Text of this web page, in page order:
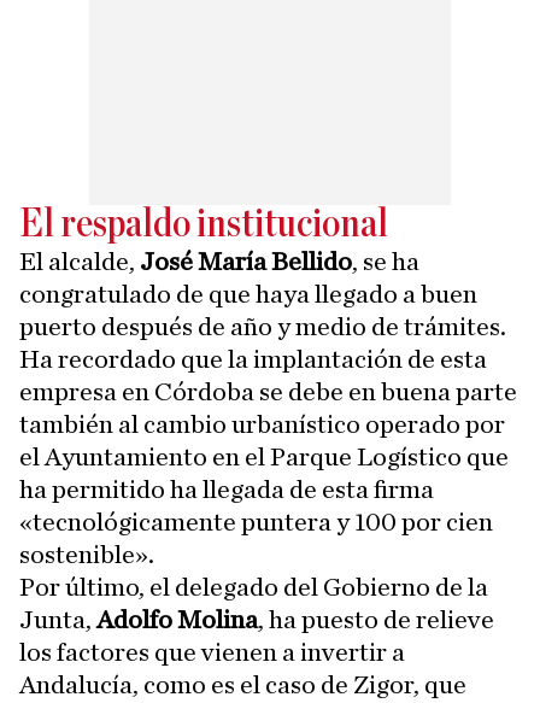
El respaldo institucional
El alcalde, José María Bellido, se ha
congratulado de que haya llegado a buen
puerto después de año y medio de trámites.
Ha recordado que la implantación de esta
empresa en Córdoba se debe en buena parte
también al cambio urbanístico operado por
el Ayuntamiento en el Parque Logístico que
ha permitido ha llegada de esta firma
«tecnológicamente puntera y 100 por cien
sostenible».
Por último, el delegado del Gobierno de la
Junta,Adolfo Molina, ha puesto de relieve
los factores que vienen a invertir a
Andalucía, como es el caso de Zigor, que